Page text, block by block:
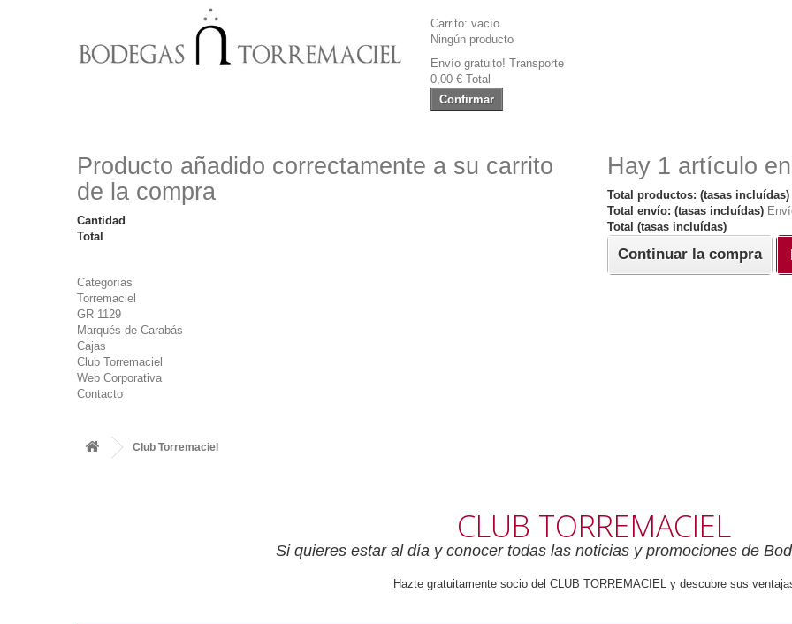
Carrito: vacío
Ningún producto
Envío gratuito! Transporte
0,00 € Total
Confirmar
Producto añadido correctamente a su carrito
de la compra
Cantidad
Total
Hay 1 artículo
Total productos: (tasas incluídas)
Total envío: (tasas incluídas)
Total (tasas incluídas)
Continuar la compra
Categorías
Torremaciel
GR 1129
Marqués de Carabás
Cajas
Club Torremaciel
Web Corporativa
Contacto
Club Torremaciel
CLUB TORREMACIEL
Si quieres estar al día y conocer todas las noticias y promociones de
Hazte gratuitamente socio del CLUB TORREMACIEL y descubre sus